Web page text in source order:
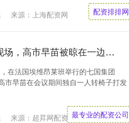
配资排排网
来源：上海配资网
最专业的配资公司 G7峰会现场，高市早苗被晾在一边，独自“转椅子”被批没教养，日本插不上话！
在法国埃维昂莱班举行的七国集团
市早苗在会议期间独自一人转椅子打发
最专业的配资公司
来源：超昇网配资